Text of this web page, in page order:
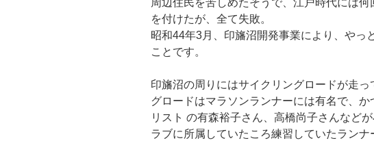
を付けたが、全て失敗。
昭和44年3月、印旛沼開発事業により、やっ
ことです。
印旛沼の周りにはサイクリングロードが走
グロードはマラソンランナーには有名で、
リスト の有森裕子さん、高橋尚子さんなど
ラブに所属していたころ練習していたランナ